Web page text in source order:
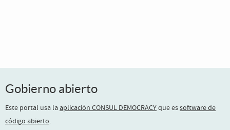
Gobierno abierto
Este portal usa la aplicación CONSUL DEMOCRACYque essoftware de
código abierto.